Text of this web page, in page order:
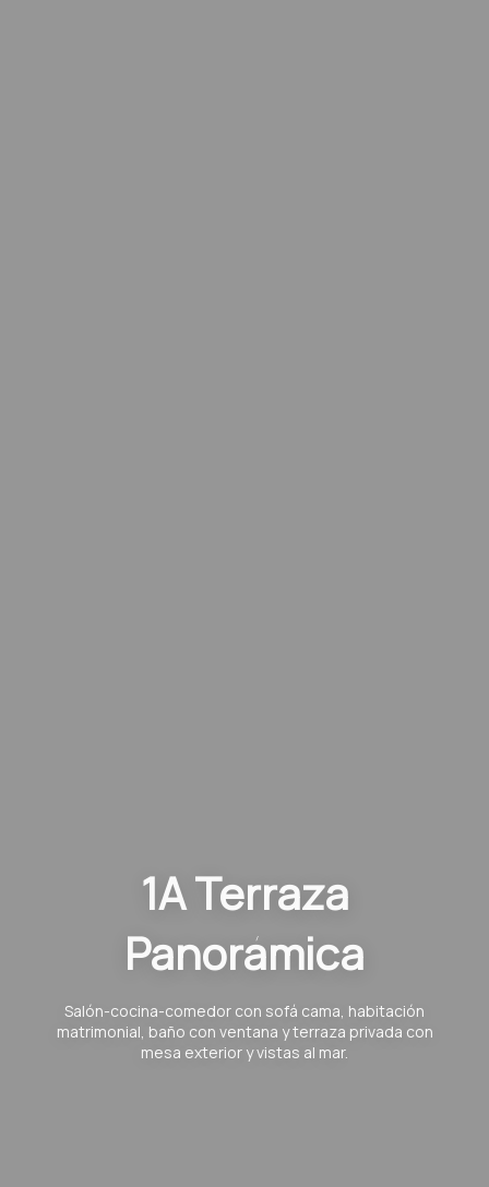
1A Terraza
Panorámica
Salón-cocina-comedor con sofá cama, habitación
matrimonial, baño con ventana y terraza privada con
mesa exterior y vistas al mar.